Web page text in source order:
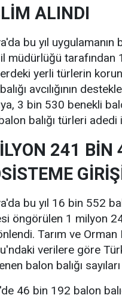
ALINDI
bu yıl
müdürlüğü tarafından
yerli türlerin
avcılığının
3 bin 530 benekli
balığı türleri
241 BİN
bu yıl 16 bin 552
öngörülen 1 milyon
Tarım ve Orman
verilere göre
balon balığı
46 bin 192 balon